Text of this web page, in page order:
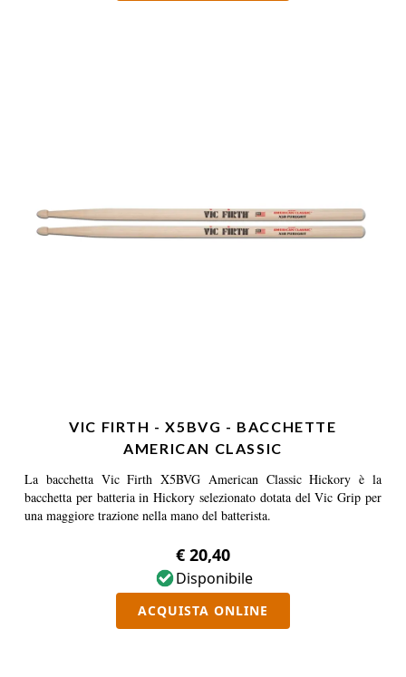
VIC FIRTH - X5BVG - BACCHETTE
AMERICAN CLASSIC
La bacchetta Vic Firth X5BVG American Classic Hickory è la
bacchetta per batteria in Hickory selezionato dotata del Vic Grip per
una maggiore trazione nella mano del batterista.
€ 20,40
Disponibile
ACQUISTA ONLINE